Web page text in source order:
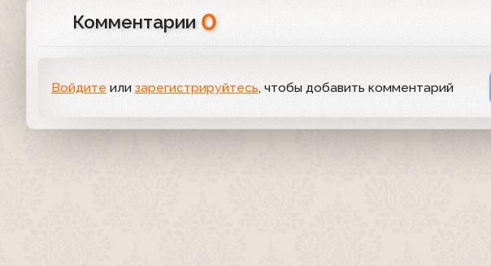
Комментарии 0
Войдите или зарегистрируйтесь, чтобы добавить комментарий